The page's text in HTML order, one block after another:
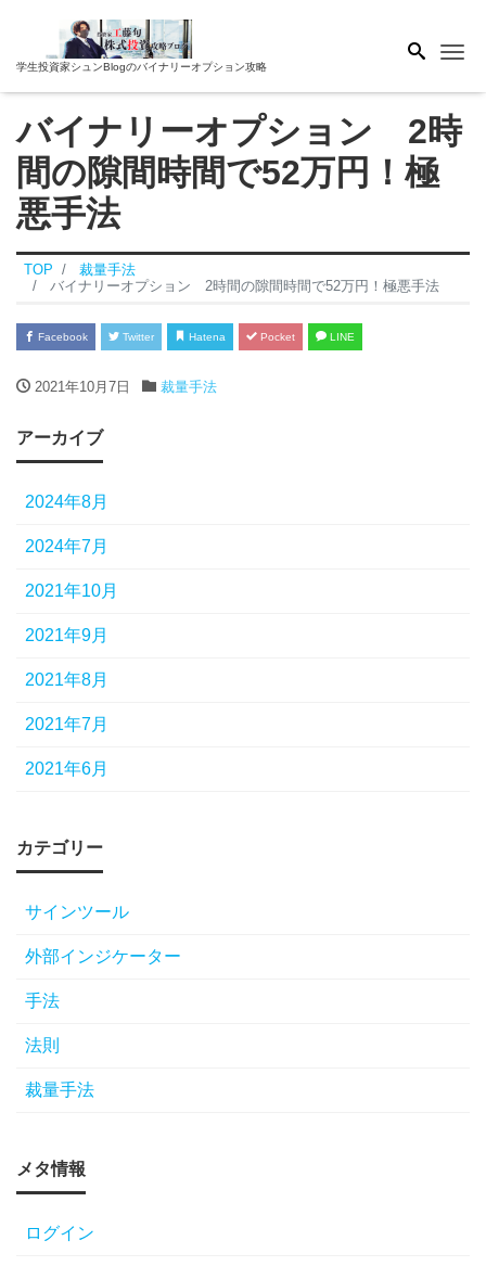
学生投資家シュンBlogのバイナリーオプション攻略
バイナリーオプション 2時
間の隙間時間で52万円！極
悪手法
TOP
裁量手法
バイナリーオプション 2時間の隙間時間で52万円！極悪手法
Facebook Twitter Hatena Pocket LINE
2021年10月7日 裁量手法
アーカイブ
2024年8月
2024年7月
2021年10月
2021年9月
2021年8月
2021年7月
2021年6月
カテゴリー
サインツール
外部インジケーター
手法
法則
裁量手法
メタ情報
ログイン